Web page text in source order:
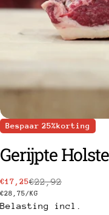
Bespaar 25%korting
Gerijpte
Prix
de
€17,25
Prix
habituel
€22,92
PRIJS
PER
EENHEID
€28,75/PAR
KG
Belasting incl.